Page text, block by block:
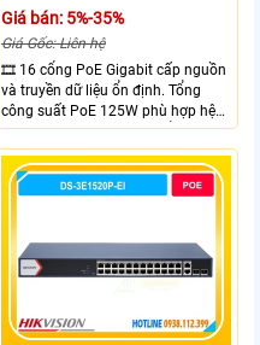
Giá bán: 5%-35%
Giá Gốc: Liên hệ
🎞 16 cổng PoE Gigabit cấp nguồn
và truyền dữ liệu ổn định. Tổng
công suất PoE 125W phù hợp hệ
thống camera IP vừa. 2 cổng RJ45
Gigabit và 2 cổng quang SFP mở
rộng linh hoạt. Hỗ trợ truyền PoE
xa tối đa lên đến 300 mét.